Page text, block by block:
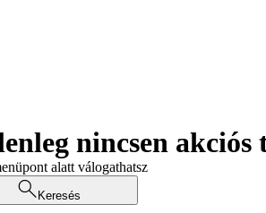
nincsen akciós
alatt válogathatsz
Keresés